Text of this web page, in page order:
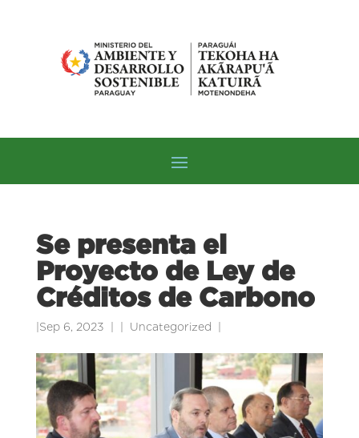
Se presenta el
Proyecto de Ley de
Créditos de Carbono
Sep 6, 2023 Uncategorized